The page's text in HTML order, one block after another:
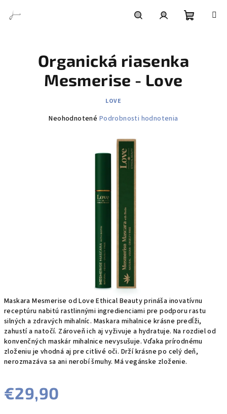
košík
Maskara Mesmerise od Love Ethical Beauty prináša inovatívnu
receptúru nabitú rastlinnými ingredienciami pre podporu rastu
silných a zdravých mihalníc. Maskara mihalnice krásne predĺži,
zahustí a natočí. Zároveň ich aj vyživuje a hydratuje. Na rozdiel od
konvenčných maskár mihalnice nevysušuje. Vďaka prírodnému
zloženiu je vhodná aj pre citlivé oči. Drží krásne po celý deň,
nerozmazáva sa ani nerobí šmuhy. Má vegánske zloženie.
€29,90
Organická riasenka
Mesmerise - Love
LOVE
Priemerné
Neohodnotené Podrobnosti hodnotenia